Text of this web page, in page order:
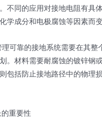
不同的应用对接地电阻有具
学成分和电极腐蚀等因素而
可靠的接地系统需要在其
。材料需要耐腐蚀的镀锌钢
包括防止接地路径中的物理
重要性